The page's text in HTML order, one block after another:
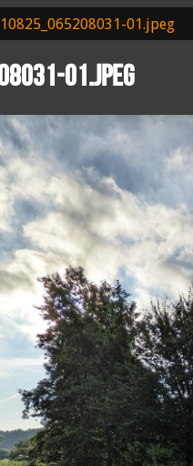
01.jpeg
01.jpeg